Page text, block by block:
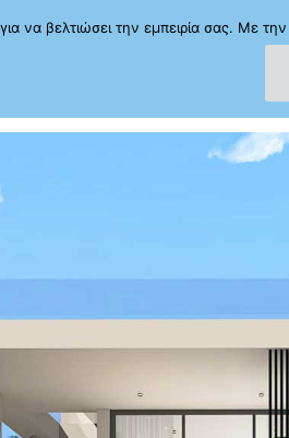
να βελτιώσει την εμπειρία σας.